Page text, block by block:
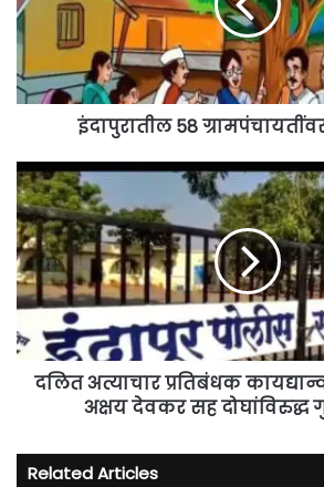
इंदापुरातील 58
दलित
अत्याचार
प्रतिबंधक
कायद्यान्वये
बाभुळगावच्या
अक्षय
देवकर
सह
दोघांविरुद्ध
गुन्हादलित अत्याचार प्रतिबंधक
अक्षय देवकर सह दोघांविरुद्ध
Related Articles